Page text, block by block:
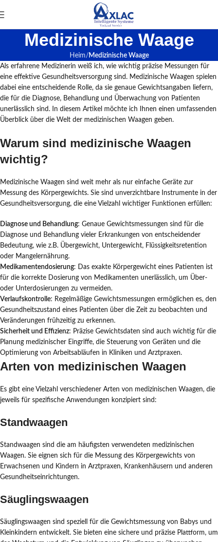
Medizinische Waage
Heim
Medizinische Waage
Als erfahrene Medizinerin weiß ich, wie wichtig präzise Messungen für
eine effektive Gesundheitsversorgung sind. Medizinische Waagen spielen
dabei eine entscheidende Rolle, da sie genaue Gewichtsangaben liefern,
die für die Diagnose, Behandlung und Überwachung von Patienten
unerlässlich sind. In diesem Artikel möchte ich Ihnen einen umfassenden
Überblick über die Welt der medizinischen Waagen geben.
Warum sind medizinische Waagen
wichtig?
Medizinische Waagen sind weit mehr als nur einfache Geräte zur
Messung des Körpergewichts. Sie sind unverzichtbare Instrumente in der
Gesundheitsversorgung, die eine Vielzahl wichtiger Funktionen erfüllen:
Diagnose und Behandlung: Genaue Gewichtsmessungen sind für die
Diagnose und Behandlung vieler Erkrankungen von entscheidender
Bedeutung, wie z.B. Übergewicht, Untergewicht, Flüssigkeitsretention
oder Mangelernährung.
Medikamentendosierung: Das exakte Körpergewicht eines Patienten ist
für die korrekte Dosierung von Medikamenten unerlässlich, um Über-
oder Unterdosierungen zu vermeiden.
Verlaufskontrolle: Regelmäßige Gewichtsmessungen ermöglichen es, den
Gesundheitszustand eines Patienten über die Zeit zu beobachten und
Veränderungen frühzeitig zu erkennen.
Sicherheit und Effizienz: Präzise Gewichtsdaten sind auch wichtig für die
Planung medizinischer Eingriffe, die Steuerung von Geräten und die
Optimierung von Arbeitsabläufen in Kliniken und Arztpraxen.
Arten von medizinischen Waagen
Es gibt eine Vielzahl verschiedener Arten von medizinischen Waagen, die
jeweils für spezifische Anwendungen konzipiert sind:
Standwaagen
Standwaagen sind die am häufigsten verwendeten medizinischen
Waagen. Sie eignen sich für die Messung des Körpergewichts von
Erwachsenen und Kindern in Arztpraxen, Krankenhäusern und anderen
Gesundheitseinrichtungen.
Säuglingswaagen
Säuglingswaagen sind speziell für die Gewichtsmessung von Babys und
Kleinkindern entwickelt. Sie bieten eine sichere und präzise Plattform, um